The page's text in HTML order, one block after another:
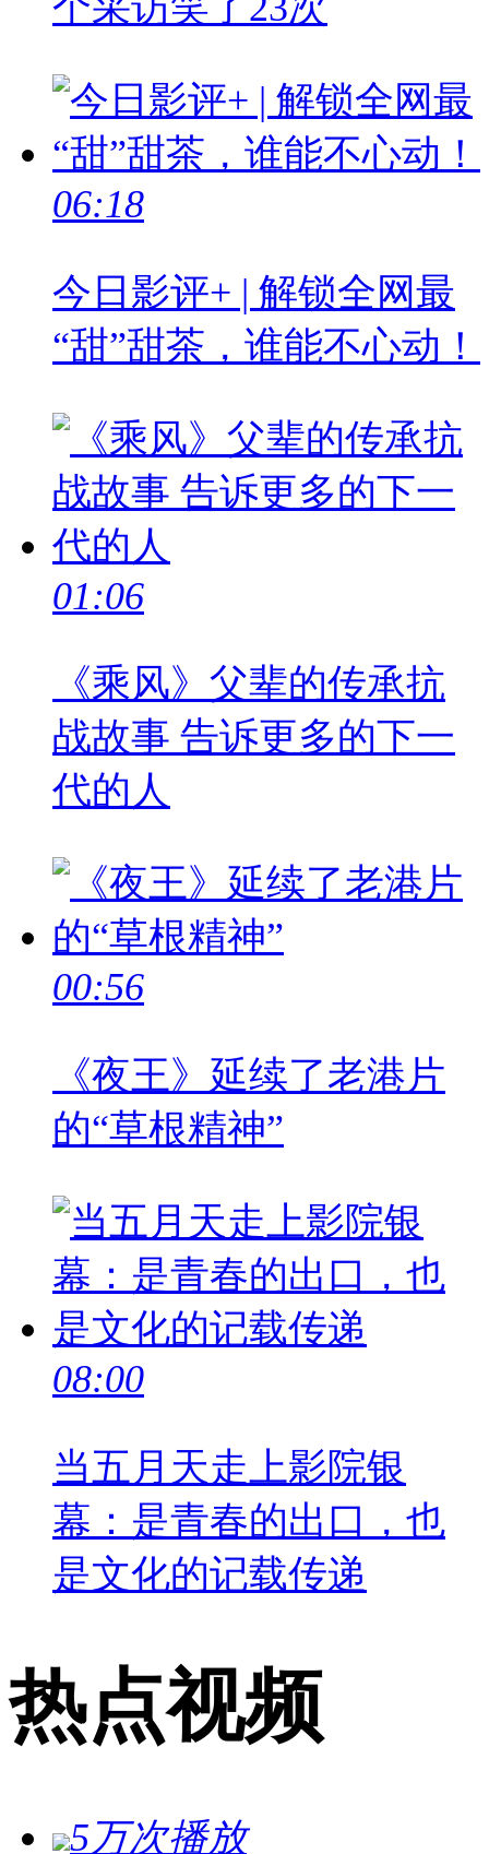
06:18
今日影评+ | 解锁全网最
“甜”甜茶，谁能不心动！
01:06
《乘风》父辈的传承抗
战故事 告诉更多的下一
代的人
00:56
《夜王》延续了老港片
的“草根精神”
08:00
当五月天走上影院银
幕：是青春的出口，也
是文化的记载传递
热点视频
5万次播放